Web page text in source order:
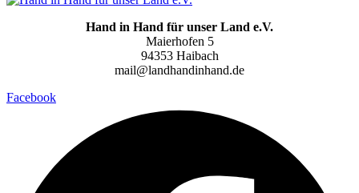
Hand in Hand für unser Land e.V.
Maierhofen 5
94353 Haibach
mail@landhandinhand.de
Facebook